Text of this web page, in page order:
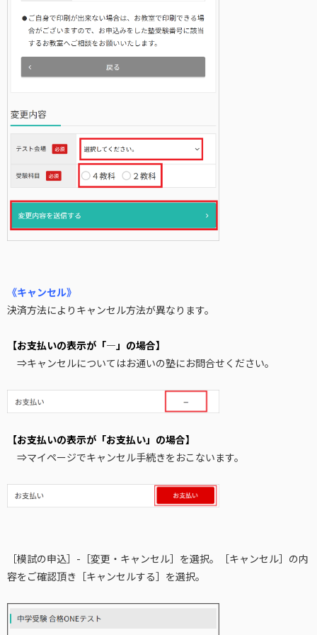
《キャンセル》
決済方法によりキャンセル方法が異なります。
【お支払いの表示が「―」の場合】
⇒キャンセルについてはお通いの塾にお問合せください。
【お支払いの表示が「お支払い」の場合】
⇒マイページでキャンセル手続きをおこないます。
［模試の申込］-［変更・キャンセル］を選択。［キャンセル］の内
容をご確認頂き［キャンセルする］を選択。